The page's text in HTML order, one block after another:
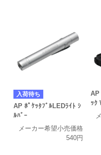
入荷待ち
AP ﾎﾟｹｯﾀﾌﾞﾙLEDﾗｲﾄ ｼ
ﾙﾊﾞｰ
メーカー希望小売価格
540円
AP
ｯｸ